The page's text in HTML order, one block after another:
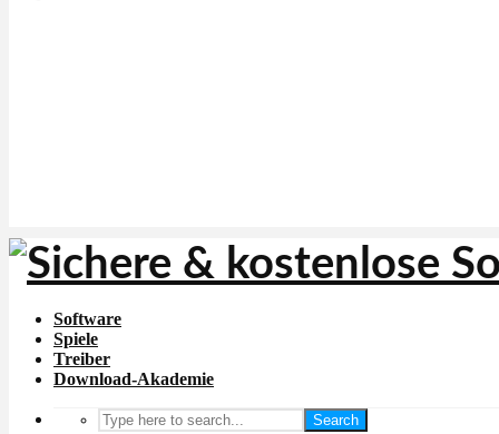
Software
Spiele
Treiber
Download-Akademie
Search